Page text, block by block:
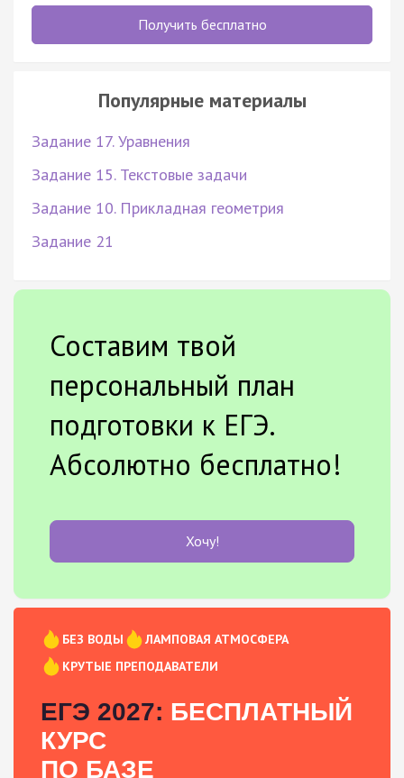
Получить бесплатно
Популярные материалы
Задание 17. Уравнения
Задание 15. Текстовые задачи
Задание 10. Прикладная геометрия
Задание 21
Составим твой
персональный план
подготовки к ЕГЭ.
Абсолютно бесплатно!
Хочу!
БЕЗ ВОДЫ
ЛАМПОВАЯ АТМОСФЕРА
КРУТЫЕ ПРЕПОДАВАТЕЛИ
ЕГЭ 2027: БЕСПЛАТНЫЙ
КУРС
ПО БАЗЕ